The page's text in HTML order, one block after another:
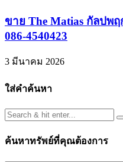
ขาย The Matias กัลปพ
086-4540423
3 มีนาคม 2026
ใส่คำค้นหา
ค้นหาทรัพย์ที่คุณต้องการ